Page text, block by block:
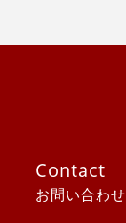
Contact
お問い合わせ